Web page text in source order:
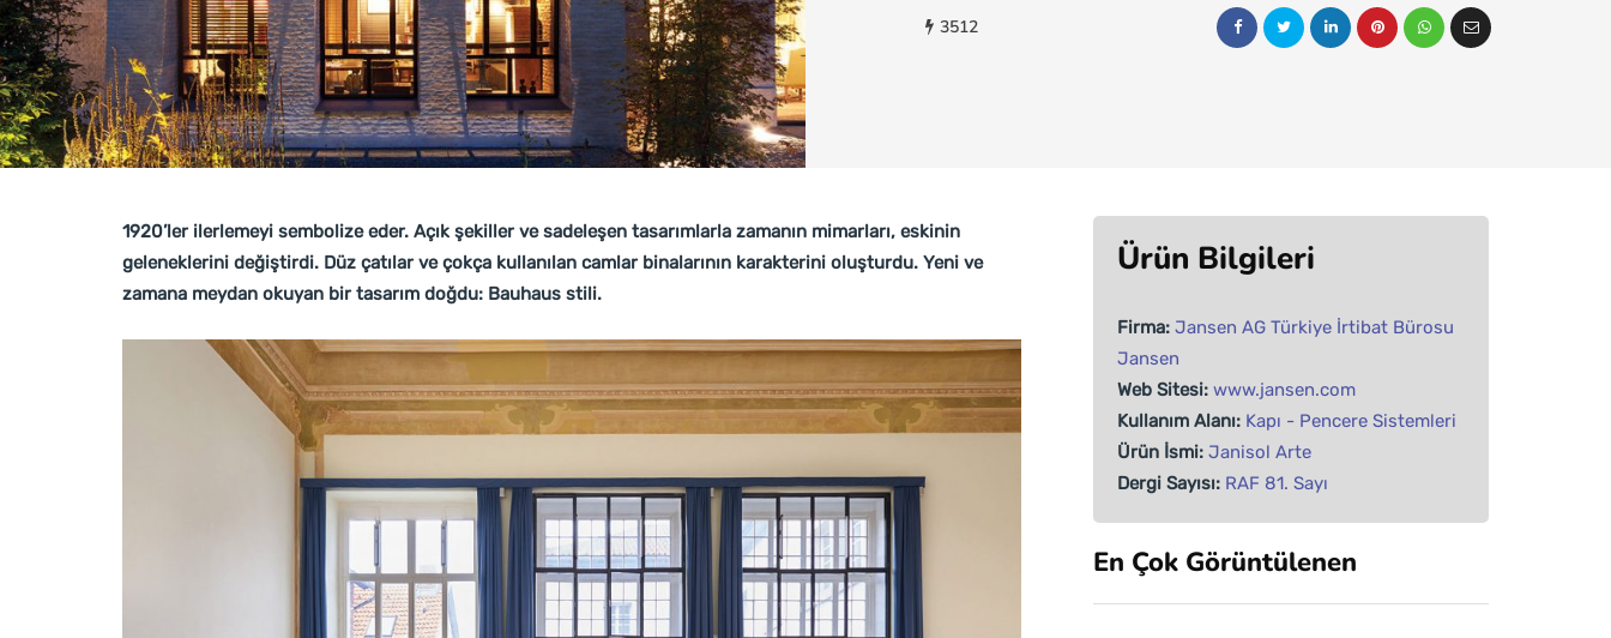
3512
1920’ler ilerlemeyi sembolize eder. Açık şekiller ve sadeleşen tasarımlarla zamanın mimarları, eskinin
geleneklerini değiştirdi. Düz çatılar ve çokça kullanılan camlar binalarının karakterini oluşturdu. Yeni ve
zamana meydan okuyan bir tasarım doğdu: Bauhaus stili.
Ürün Bilgileri
Firma: Jansen AG Türkiye İrtibat Bürosu
Jansen
Web Sitesi: www.jansen.com
Kullanım Alanı: Kapı - Pencere Sistemleri
Ürün İsmi: Janisol Arte
Dergi Sayısı: RAF 81. Sayı
En Çok Görüntülenen